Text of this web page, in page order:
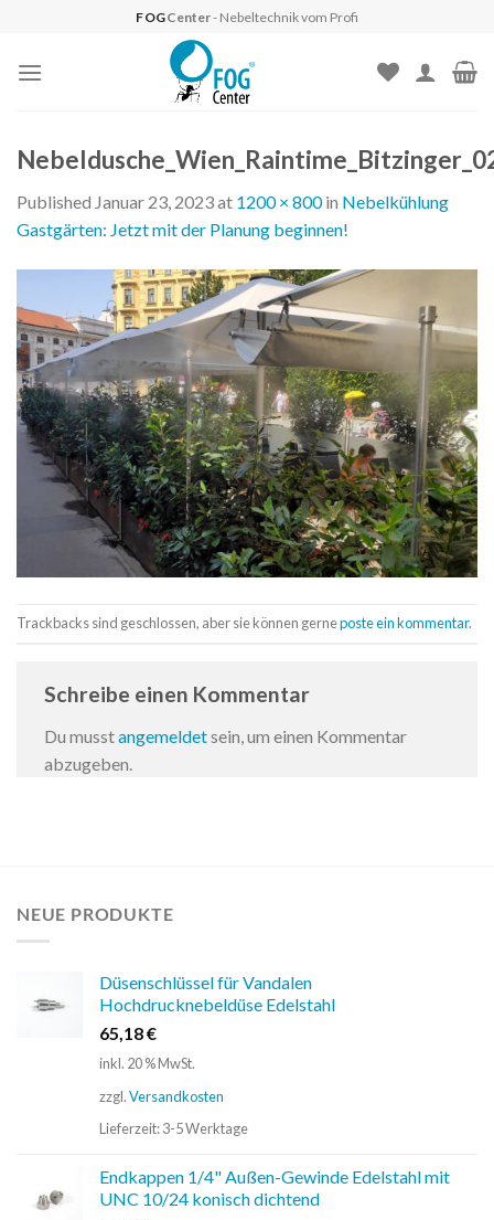
content
FOGCenter- Nebeltechnik vom Profi
Published Januar 23, 2023at 1200 × 800in Nebelkühlung
Gastgärten: Jetzt mit der Planung beginnen!
Trackbacks sind geschlossen, aber sie können gerneposte ein kommentar.
Schreibe einen Kommentar
Du musstangemeldetsein, um einen Kommentar
abzugeben.
NEUE PRODUKTE
Düsenschlüssel für Vandalen
Hochdrucknebeldüse Edelstahl
65,18€
inkl. 20 % MwSt.
zzgl.Versandkosten
Lieferzeit:3-5 Werktage
Endkappen 1/4" Außen-Gewinde Edelstahl mit
UNC 10/24 konisch dichtend